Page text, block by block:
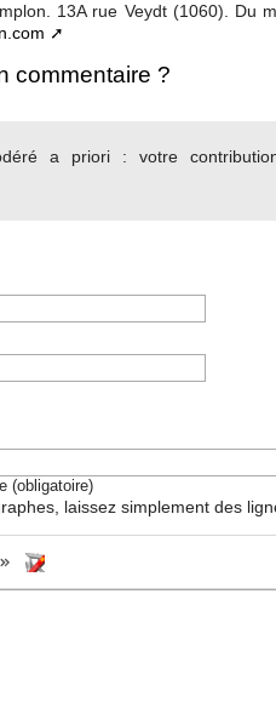
13A rue Veydt (1060).
commentaire ?
a priori : votre
(obligatoire)
laissez simplement des